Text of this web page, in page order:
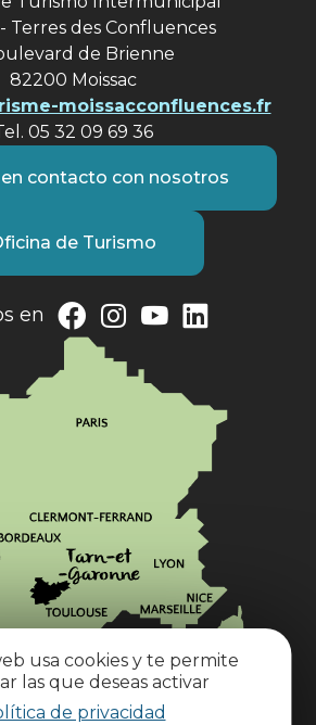
usa cookies y te permite
las que deseas activar
de privacidad
- Terres des Confluences
de Brienne
82200 Moissac
moissacconfluences.fr
05 32 09 69 36
contacto con nosotros
de Turismo
en